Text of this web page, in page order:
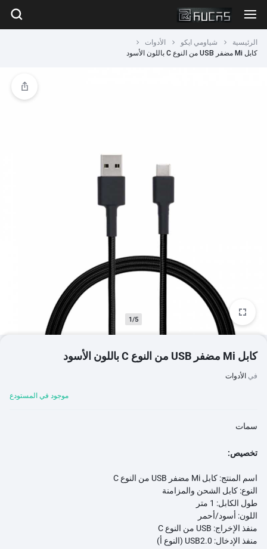
الرئيسية شياومي ايكو
الأدوات
كابل Mi مضفر USB من النوع C باللون الأسود
1/5
كابل Mi مضفر USB من النوع C باللون الأسود
في الأدوات
موجود في المستودع
سمات
تخصيص:
اسم المنتج: كابل Mi مضفر USB من النوع C
النوع: كابل الشحن والمزامنة
طول الكابل: 1 متر
اللون: أسود/أحمر
منفذ الإخراج: USB من النوع C
منفذ الإدخال: USB2.0 (النوع أ)